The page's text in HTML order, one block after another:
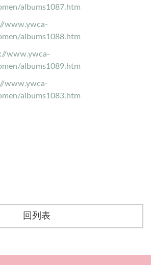
albums1087.htm
www.ywca-
albums1088.htm
www.ywca-
albums1089.htm
www.ywca-
albums1083.htm
回列表